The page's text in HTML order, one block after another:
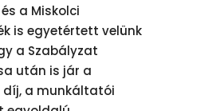
a Miskolci
is egyetértett velünk
a Szabályzat
után is jár a
díj, a munkáltatói